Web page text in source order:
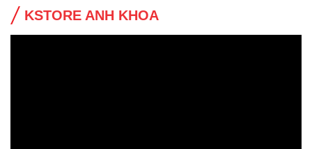
KSTORE ANH KHOA